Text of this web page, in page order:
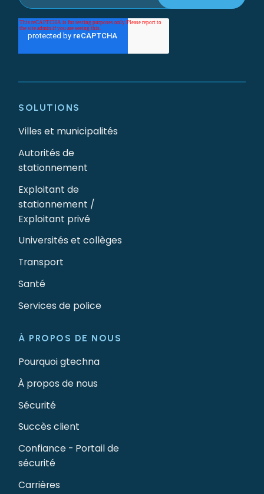
À PROPOS DE NOUS
Pourquoi gtechna
À propos de nous
Sécurité
Succès client
Confiance - Portail de
sécurité
Carrières
SOLUTIONS
Villes et municipalités
Autorités de
stationnement
Exploitant de
stationnement /
Exploitant privé
Universités et collèges
Transport
Santé
Services de police